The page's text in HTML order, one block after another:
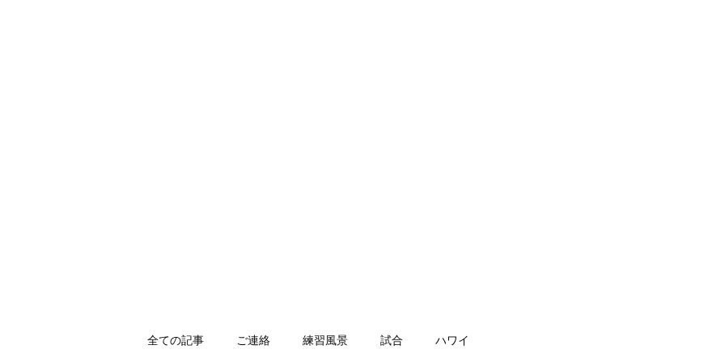
全ての記事 ご連絡 練習風景 試合 ハワイ